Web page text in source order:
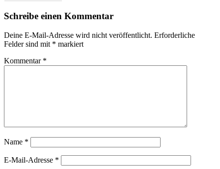
Schreibe einen Kommentar
Deine E-Mail-Adresse wird nicht veröffentlicht. Erforderliche
Felder sind mit * markiert
Kommentar *
Name *
E-Mail-Adresse *